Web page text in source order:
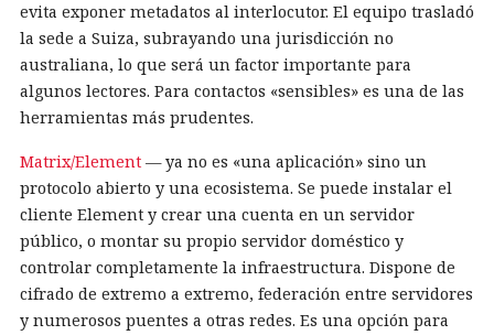
evita exponer metadatos al interlocutor. El equipo trasladó
la sede a Suiza, subrayando una jurisdicción no
australiana, lo que será un factor importante para
algunos lectores. Para contactos «sensibles» es una de las
herramientas más prudentes.
Matrix/Element — ya no es «una aplicación» sino un
protocolo abierto y una ecosistema. Se puede instalar el
cliente Element y crear una cuenta en un servidor
público, o montar su propio servidor doméstico y
controlar completamente la infraestructura. Dispone de
cifrado de extremo a extremo, federación entre servidores
y numerosos puentes a otras redes. Es una opción para